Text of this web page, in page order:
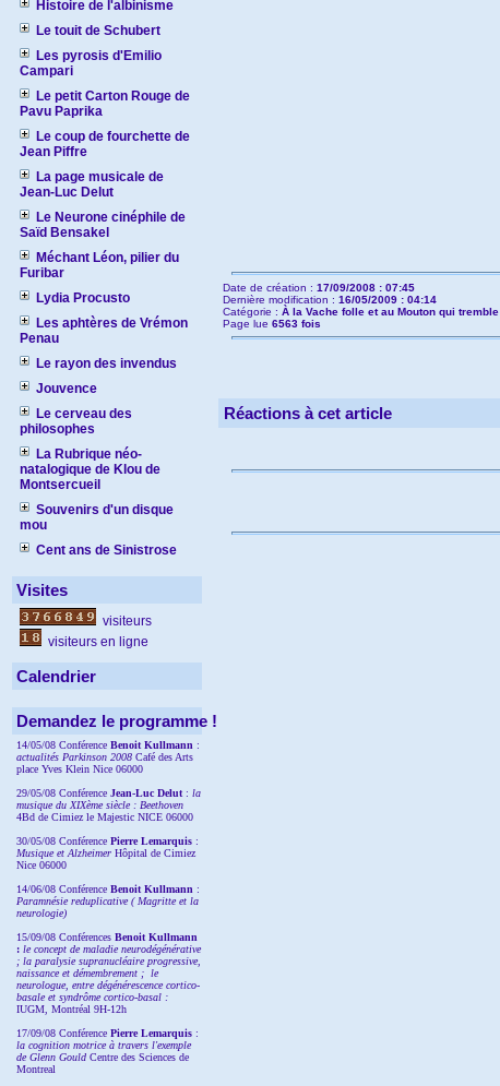
Histoire de l'albinisme
Le touit de Schubert
Les pyrosis d'Emilio
Campari
Le petit Carton Rouge de
Pavu Paprika
Le coup de fourchette de
Jean Piffre
La page musicale de
Jean-Luc Delut
Le Neurone cinéphile de
Saïd Bensakel
Méchant Léon, pilier du
Furibar
Lydia Procusto
Les aphtères de Vrémon
Penau
Le rayon des invendus
Jouvence
Le cerveau des
philosophes
La Rubrique néo-
natalogique de Klou de
Montsercueil
Souvenirs d'un disque
mou
Cent ans de Sinistrose
Visites
visiteurs
visiteurs en ligne
Calendrier
Demandez le programme !
14/05/08 Conférence Benoit Kullmann :
actualités Parkinson 2008 Café des Arts
place Yves Klein Nice 06000
29/05/08 Conférence Jean-Luc Delut : la
musique du XIXème siècle : Beethoven
4Bd de Cimiez le Majestic NICE 06000
30/05/08 Conférence Pierre Lemarquis :
Musique et Alzheimer Hôpital de Cimiez
Nice 06000
14/06/08 Conférence Benoit Kullmann :
Paramnésie reduplicative ( Magritte et la
neurologie)
15/09/08 Conférences Benoit Kullmann
: le concept de maladie neurodégénérative
; la paralysie supranucléaire progressive,
naissance et démembrement ; le
neurologue, entre dégénérescence cortico-
basale et syndrôme cortico-basal :
IUGM, Montréal 9H-12h
17/09/08 Conférence Pierre Lemarquis :
la cognition motrice à travers l'exemple
de Glenn Gould Centre des Sciences de
Montreal
Date de création : 17/09/2008 : 07:45
Dernière modification : 16/05/2009 : 04:14
Catégorie : À la Vache folle et au Mouton qui tremble
Page lue 6563 fois
Réactions à cet article